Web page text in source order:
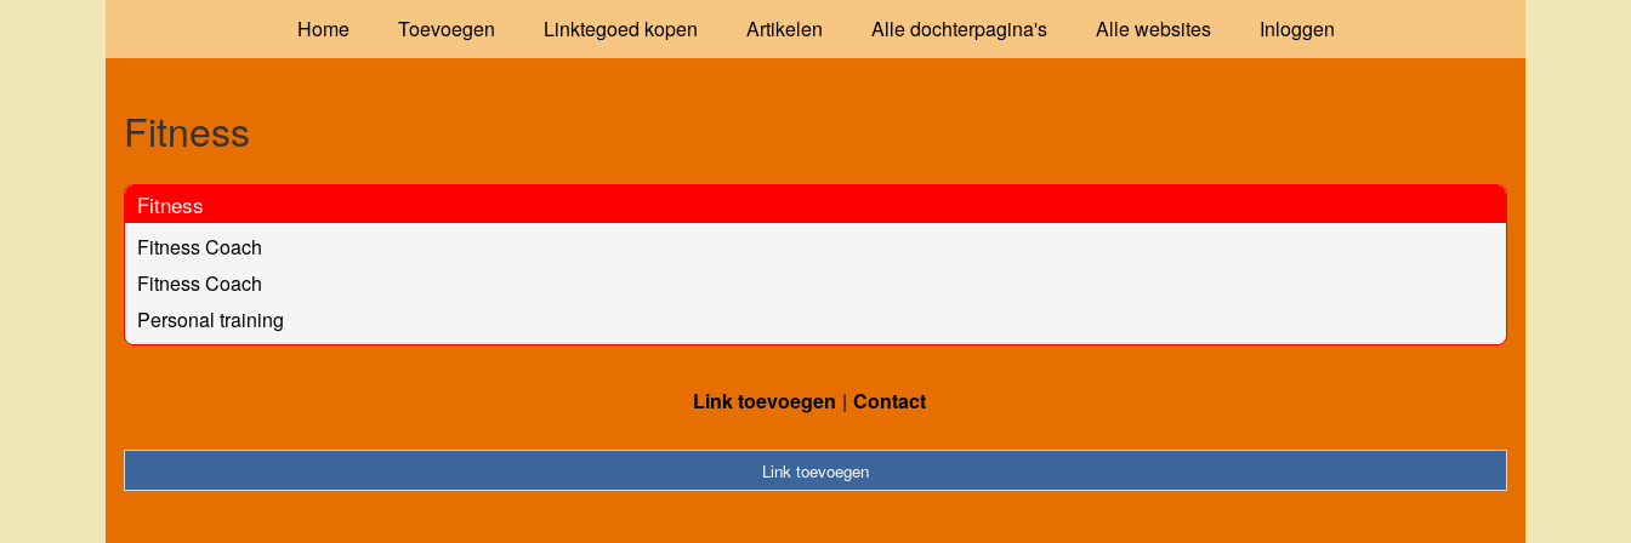
Home Toevoegen Linktegoed kopen Artikelen Alle dochterpagina's Alle websites Inloggen
Fitness
Fitness
Fitness Coach
Fitness Coach
Personal training
Link toevoegen Contact
Link toevoegen